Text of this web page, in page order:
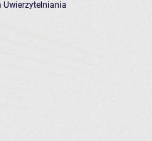
Uwierzytelniania